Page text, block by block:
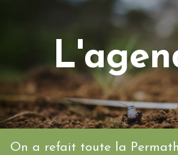
On a refait toute la